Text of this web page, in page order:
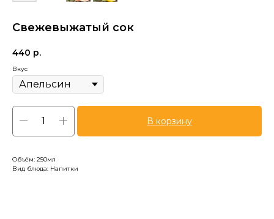
Свежевыжатый сок
440 р.
Вкус
В корзину
Объём: 250мл
Вид блюда: Напитки